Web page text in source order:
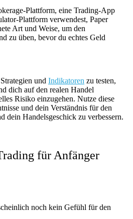
Plattform, eine Trading-App
Plattform verwendest, Paper
Art und Weise, um den
zu üben, bevor du echtes Geld
und Indikatoren zu testen,
dich auf den realen Handel
Risiko einzugehen. Nutze diese
und dein Verständnis für den
dein Handelsgeschick zu verbessern.
für Anfänger
noch kein Gefühl für den